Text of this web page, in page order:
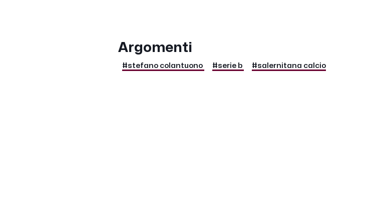
Argomenti
#stefano colantuono #serie b #salernitana calcio